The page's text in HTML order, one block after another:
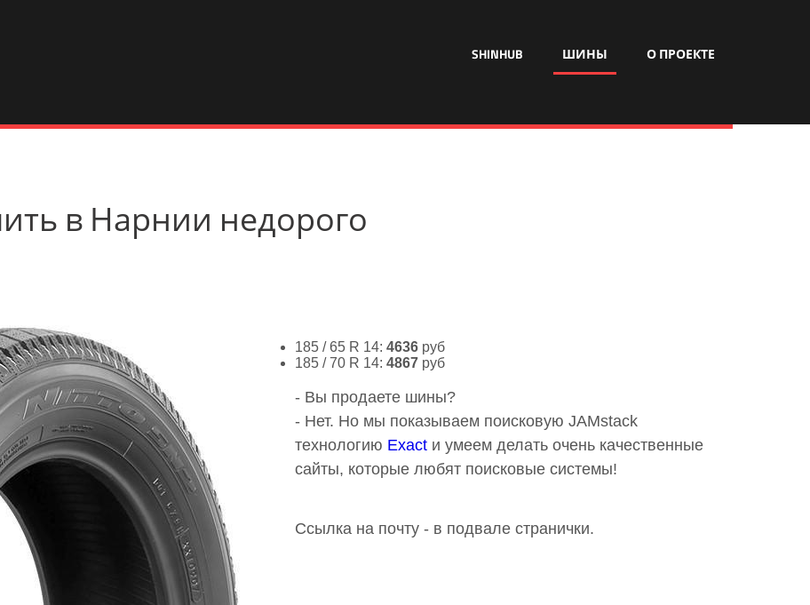
SHINHUB ШИНЫ О ПРОЕКТЕ
в Нарнии недорого
185 / 65 R 14: 4636 руб
185 / 70 R 14: 4867 руб
- Вы продаете шины?
- Нет. Но мы показываем поисковую JAMstack
технологию Exact и умеем делать очень качественные
сайты, которые любят поисковые системы!
Ссылка на почту - в подвале странички.